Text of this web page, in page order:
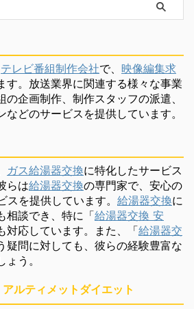
テレビ番組制作会社で、 映像編集求
す。放送業界に関連する様々な事業
の企画制作、制作スタッフの派遣、
どのサービスを提供しています。
ガス給湯器交換に特化したサービス
らは給湯器交換の専門家で、安心の
スを提供しています。 給湯器交換に
相談でき、特に「給湯器交換 安
対応しています。また、「給湯器交
疑問に対しても、彼らの経験豊富な
う。
ルティメットダイエット